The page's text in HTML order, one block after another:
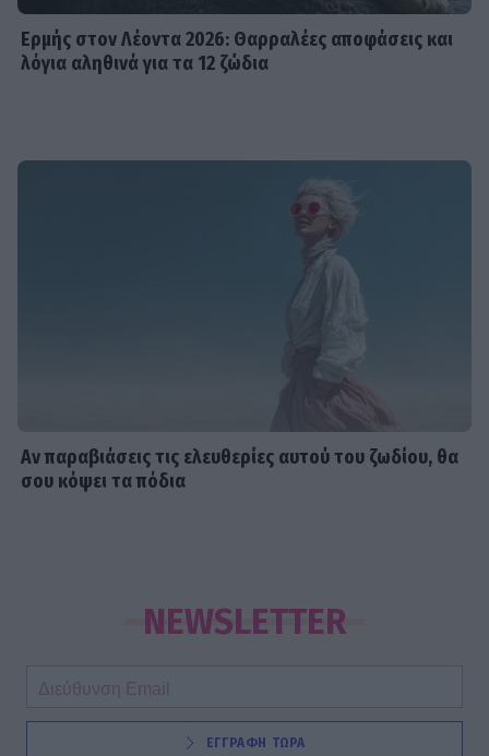
Ερμής στον Λέοντα 2026: Θαρραλέες αποφάσεις και
λόγια αληθινά για τα 12 ζώδια
Αν παραβιάσεις τις ελευθερίες αυτού του ζωδίου, θα
σου κόψει τα πόδια
NEWSLETTER
ΕΓΓΡΑΦΗ ΤΩΡΑ